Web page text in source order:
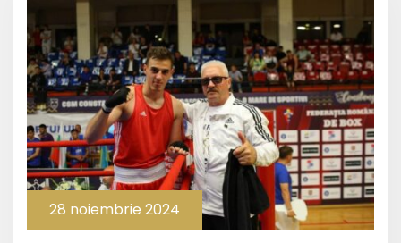
28 noiembrie 2024